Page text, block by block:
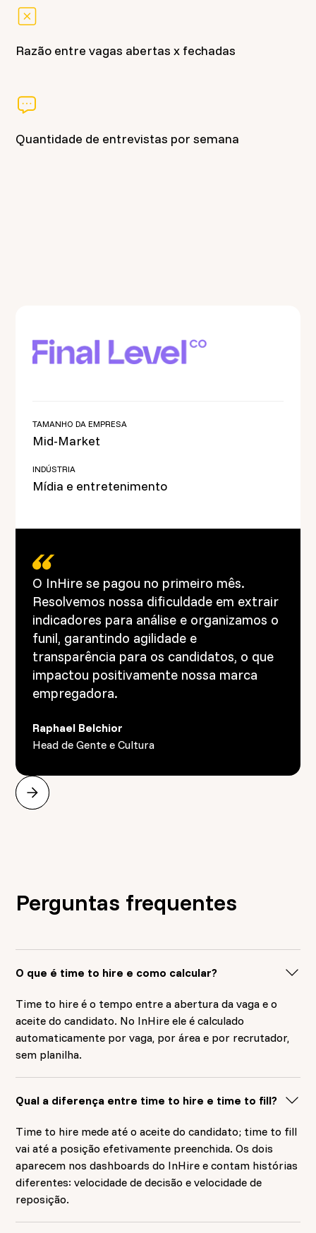
Razão entre vagas abertas x fechadas
Quantidade de entrevistas por semana
TAMANHO DA EMPRESA
Mid-Market
INDÚSTRIA
Mídia e entretenimento
O InHire se pagou no primeiro mês.
Resolvemos nossa dificuldade em extrair
indicadores para análise e organizamos o
funil, garantindo agilidade e
transparência para os candidatos, o que
impactou positivamente nossa marca
empregadora.
Raphael Belchior
Head de Gente e Cultura
Perguntas frequentes
O que é time to hire e como calcular?
Time to hire é o tempo entre a abertura da vaga e o
aceite do candidato. No InHire ele é calculado
automaticamente por vaga, por área e por recrutador,
sem planilha.
Qual a diferença entre time to hire e time to fill?
Time to hire mede até o aceite do candidato; time to fill
vai até a posição efetivamente preenchida. Os dois
aparecem nos dashboards do InHire e contam histórias
diferentes: velocidade de decisão e velocidade de
reposição.